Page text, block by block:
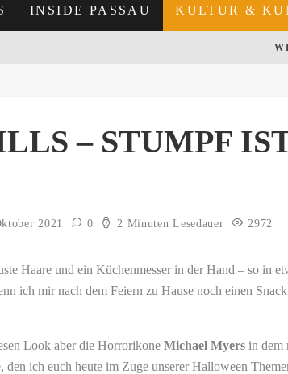
INSIDE PASSAU KULTUR &
– STUMPF
2021 0 2 Minuten Lesedauer 2972
Haare und ein Küchenmesser in der Hand – so in
ich mir nach dem Feiern zu Hause noch einen
Look aber die Horrorikone Michael Myers in dem
ich euch heute im Zuge unserer Halloween